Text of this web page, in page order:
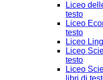
Liceo
testo
Liceo
testo
Liceo
Liceo
testo
Liceo